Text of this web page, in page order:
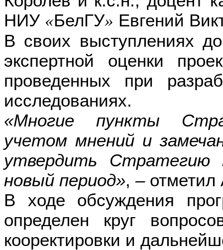
НИУ «БелГУ» Евгений
В своих выступлениях
экспертной оценки
проведенных при
исследованиях.
«Многие пункты
учетом мнений и
утвердить Стратегию
новый период», –
В ходе обсуждения
определен круг
кооректировки и